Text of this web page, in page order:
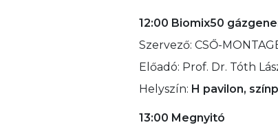
12:00 Biomix50
Szervező: CSŐ-
Előadó: Prof. Dr. Tóth
Helyszín: H pavilon,
13:00 Megnyitó